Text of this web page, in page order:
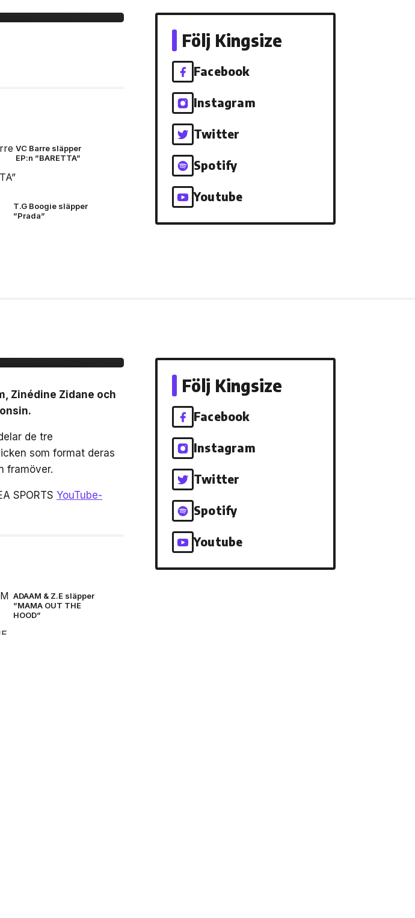
VC Barre släpper
EP:n ”BARETTA”
T.G Boogie släpper
”Prada”
Följ Kingsize
Facebook
Instagram
Twitter
Spotify
Youtube
Zinédine Zidane och
de tre
som format deras
framöver.
SPORTS YouTube-
ADAAM & Z.E släpper
”MAMA OUT THE
HOOD”
Följ Kingsize
Facebook
Instagram
Twitter
Spotify
Youtube